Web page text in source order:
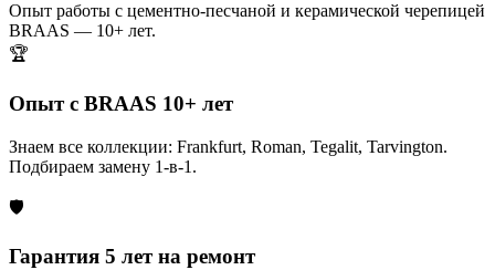
Опыт работы с цементно-песчаной и керамической черепицей
BRAAS — 10+ лет.
🏆
Опыт с BRAAS 10+ лет
Знаем все коллекции: Frankfurt, Roman, Tegalit, Tarvington.
Подбираем замену 1-в-1.
🛡️
Гарантия 5 лет на ремонт